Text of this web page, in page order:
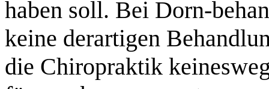
haben soll. Bei Dorn-
keine derartigen
die Chiropraktik